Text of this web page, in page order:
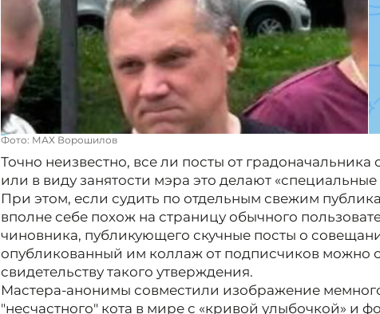
Фото: МАХ Ворошилов
Точно неизвестно, все ли посты от
или в виду занятости мэра это делают
При этом, если судить по отдельным свежим
вполне себе похож на страницу обычного
чиновника, публикующего скучные посты о
опубликованный им коллаж от подписчиков можно
свидетельству такого утверждения.
Мастера-анонимы совместили изображение
"несчастного" кота в мире с «кривой улыбочкой» и